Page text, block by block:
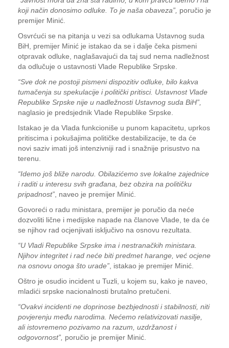
koji način donosimo odluke. To je naša obaveza”, poručio je
premijer Minić.
Osvrćući se na pitanja u vezi sa odlukama Ustavnog suda
BiH, premijer Minić je istakao da se i dalje čeka pismeni
otpravak odluke, naglašavajući da taj sud nema nadležnost
da odlučuje o ustavnosti Vlade Republike Srpske.
“Sve dok ne postoji pismeni dispozitiv odluke, bilo kakva
tumačenja su spekulacije i politički pritisci. Ustavnost Vlade
Republike Srpske nije u nadležnosti Ustavnog suda BiH”,
naglasio je predsjednik Vlade Republike Srpske.
Istakao je da Vlada funkcioniše u punom kapacitetu, uprkos
pritiscima i pokušajima političke destabilizacije, te da će
novi saziv imati još intenzivniji rad i snažnije prisustvo na
terenu.
“Idemo još bliže narodu. Obilazićemo sve lokalne zajednice
i raditi u interesu svih građana, bez obzira na političku
pripadnost” , naveo je premijer Minić.
Govoreći o radu ministara, premijer je poručio da neće
dozvoliti lične i medijske napade na članove Vlade, te da će
se njihov rad ocjenjivati isključivo na osnovu rezultata.
“U Vladi Republike Srpske ima i nestranačkih ministara.
Njihov integritet i rad neće biti predmet harange, već ocjene
na osnovu onoga što urade” , istakao je premijer Minić.
Oštro je osudio incident u Tuzli, u kojem su, kako je naveo,
mladići srpske nacionalnosti brutalno pretučeni.
“Ovakvi incidenti ne doprinose bezbjednosti i stabilnosti, niti
povjerenju među narodima. Nećemo relativizovati nasilje,
ali istovremeno pozivamo na razum, uzdržanost i
odgovornost”, poručio je premijer Minić.